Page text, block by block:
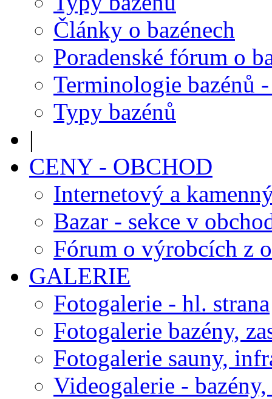
Články o bazénech
Poradenské fórum o
Terminologie bazénů
Typy bazénů
|
CENY - OBCHOD
Internetový a
Bazar - sekce v
Fórum o výrobcích z
GALERIE
Fotogalerie - hl. strana
Fotogalerie bazény,
Fotogalerie sauny,
Videogalerie - bazény,